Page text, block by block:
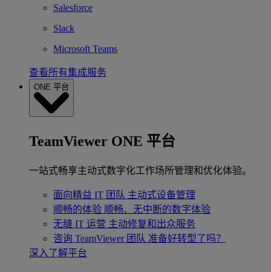
Salesforce
Slack
Microsoft Teams
查看所有集成服务
ONE 平台
TeamViewer ONE 平台
一站式畅享主动式数字化工作场所管理和优化体验。
面向精益 IT 团队 主动式设备管理
顺畅的体验 顺畅、无中断的数字体验
无缝 IT 运营 主动修复和出众服务
咨询 TeamViewer 团队 准备好转型了吗？
深入了解平台